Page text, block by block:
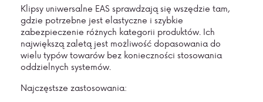
Klipsy uniwersalne EAS sprawdzają się wszędzie tam,
gdzie potrzebne jest elastyczne i szybkie
zabezpieczenie różnych kategorii produktów. Ich
największą zaletą jest możliwość dopasowania do
wielu typów towarów bez konieczności stosowania
oddzielnych systemów.
Najczęstsze zastosowania: